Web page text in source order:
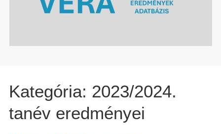
Kategória: 2023/2024.
tanév eredményei